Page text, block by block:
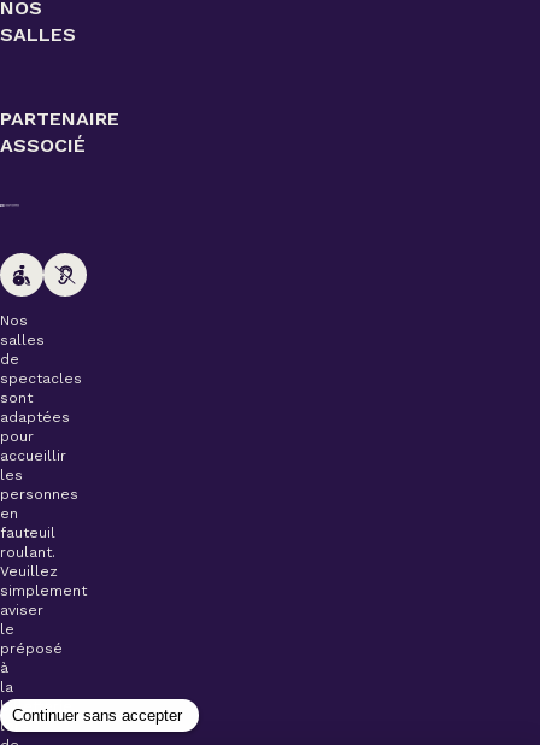
NOS
SALLES
PARTENAIRE
ASSOCIÉ
Nos
salles
de
spectacles
sont
adaptées
pour
accueillir
les
personnes
en
fauteuil
roulant.
Veuillez
simplement
aviser
le
préposé
à
la
billetterie
lors